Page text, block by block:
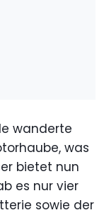
wanderte
was
bietet nun
es nur vier
sowie der